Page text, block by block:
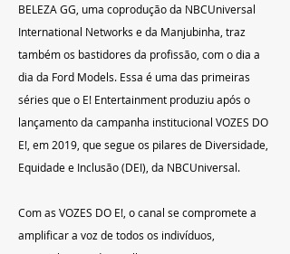
BELEZA GG, uma coprodução da NBCUniversal
International Networks e da Manjubinha, traz
também os bastidores da profissão, com o dia a
dia da Ford Models. Essa é uma das primeiras
séries que o E! Entertainment produziu após o
lançamento da campanha institucional VOZES DO
E!, em 2019, que segue os pilares de Diversidade,
Equidade e Inclusão (DEI), da NBCUniversal.
Com as VOZES DO E!, o canal se compromete a
amplificar a voz de todos os indivíduos,